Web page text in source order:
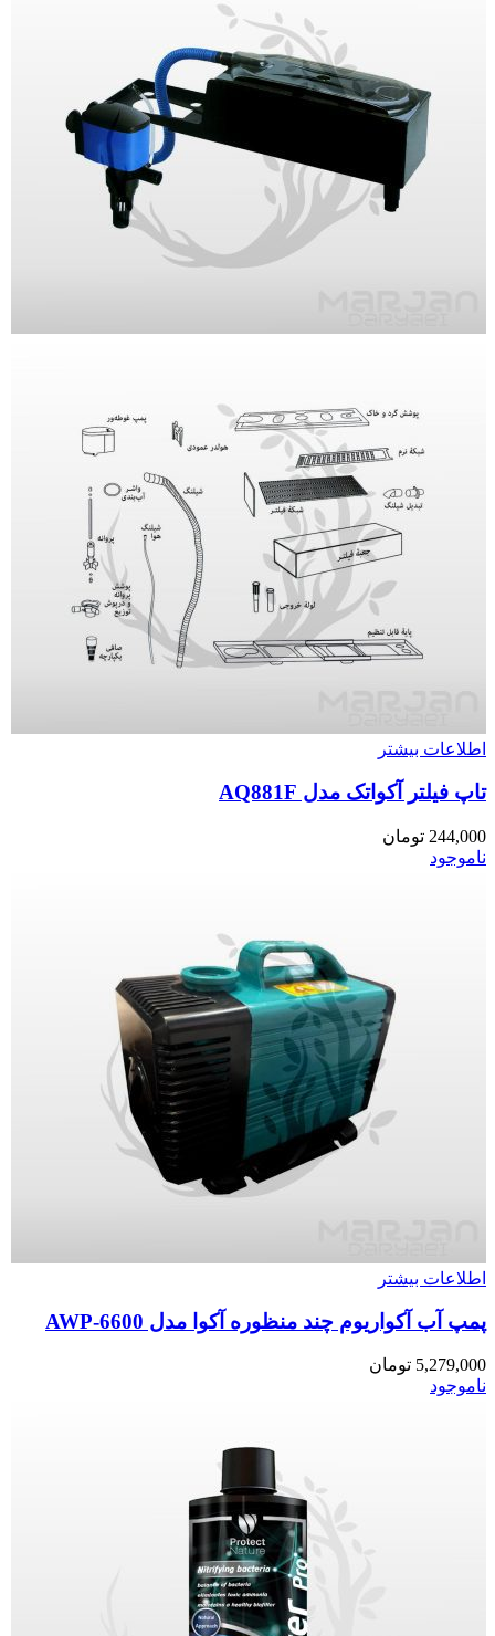
اطلاعات بیشتر
تاپ فیلتر آکواتک مدل AQ881F
244,000 تومان
ناموجود
اطلاعات بیشتر
پمپ آب آکواریوم چند منظوره آکوا مدل AWP-6600
5,279,000 تومان
ناموجود